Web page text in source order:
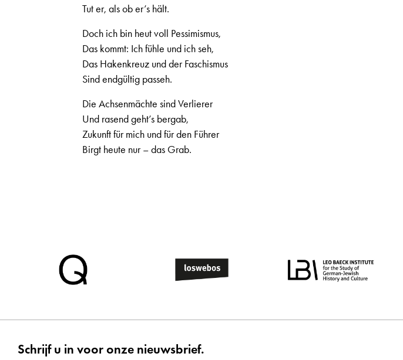
Tut er, als ob er’s hält.
Doch ich bin heut voll Pessimismus,
Das kommt: Ich fühle und ich seh,
Das Hakenkreuz und der Faschismus
Sind endgültig passeh.
Die Achsenmächte sind Verlierer
Und rasend geht’s bergab,
Zukunft für mich und für den Führer
Birgt heute nur – das Grab.
Schrijf u in voor onze nieuwsbrief.